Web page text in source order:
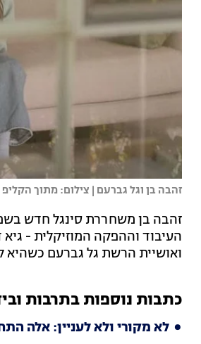
זהבה בן וגל גברעם | צילום: מתוך הקליפ
זהבה בן משחררת סינגל חדש
העיבוד וההפקה המוזיקלית -
ואושיית הרשת גל גברעם כשהיא
כתבות נוספות בתרבות
לא מקורי ולא לעניין: אלה